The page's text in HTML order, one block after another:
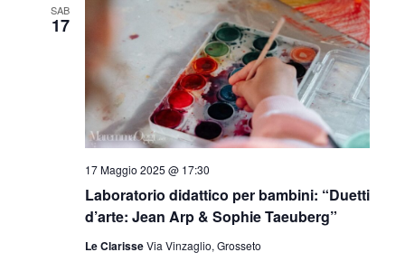
SAB
17
Laboratorio didattico per bambini: “Duetti
d’arte: Jean Arp & Sophie Taeuberg”
17 Maggio 2025 @ 17:30
Le ClarisseVia Vinzaglio, Grosseto